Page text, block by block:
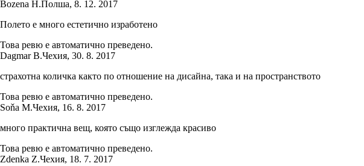
Bozena H.Полша, 8. 12. 2017
Полето е много естетично изработено
Това ревю е автоматично преведено.
Dagmar B.Чехия, 30. 8. 2017
страхотна количка както по отношение на дисайна, така и на пространството
Това ревю е автоматично преведено.
Soňa M.Чехия, 16. 8. 2017
много практична вещ, която също изглежда красиво
Това ревю е автоматично преведено.
Zdenka Z.Чехия, 18. 7. 2017